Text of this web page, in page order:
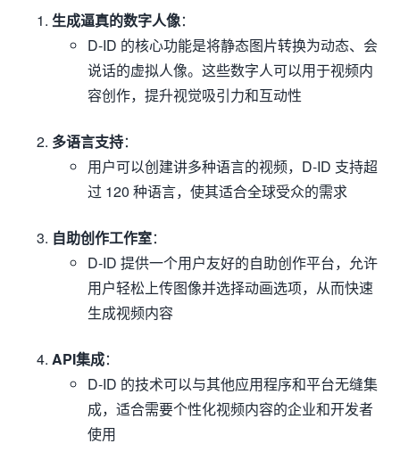
生成逼真的数字人像：
D-ID 的核心功能是将静态图片转换为动态、会
说话的虚拟人像。这些数字人可以用于视频内
容创作，提升视觉吸引力和互动性
多语言支持：
用户可以创建讲多种语言的视频，D-ID 支持超
过 120 种语言，使其适合全球受众的需求
自助创作工作室：
D-ID 提供一个用户友好的自助创作平台，允许
用户轻松上传图像并选择动画选项，从而快速
生成视频内容
API集成：
D-ID 的技术可以与其他应用程序和平台无缝集
成，适合需要个性化视频内容的企业和开发者
使用